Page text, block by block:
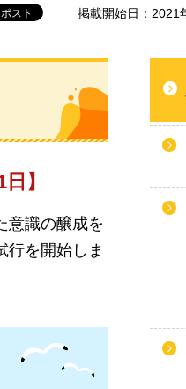
掲載開始日：2021
】
意識の醸成を
行を開始しま